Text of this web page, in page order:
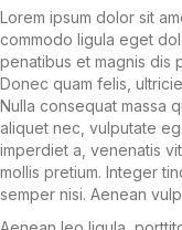
Lorem ipsum dolor sit
commodo ligula eget
penatibus et magnis dis
Donec quam felis,
Nulla consequat massa
aliquet nec, vulputate
imperdiet a, venenatis
mollis pretium. Integer
semper nisi. Aenean